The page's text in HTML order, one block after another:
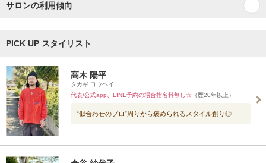
サロンの利用傾向
PICK UP スタイリスト
高木 陽平
タカギ ヨウヘイ
代表/公式app、LINE予約の場合指名料無し☆ （歴20年以上）
“似合わせのプロ”周りから褒められるスタイル創り◎